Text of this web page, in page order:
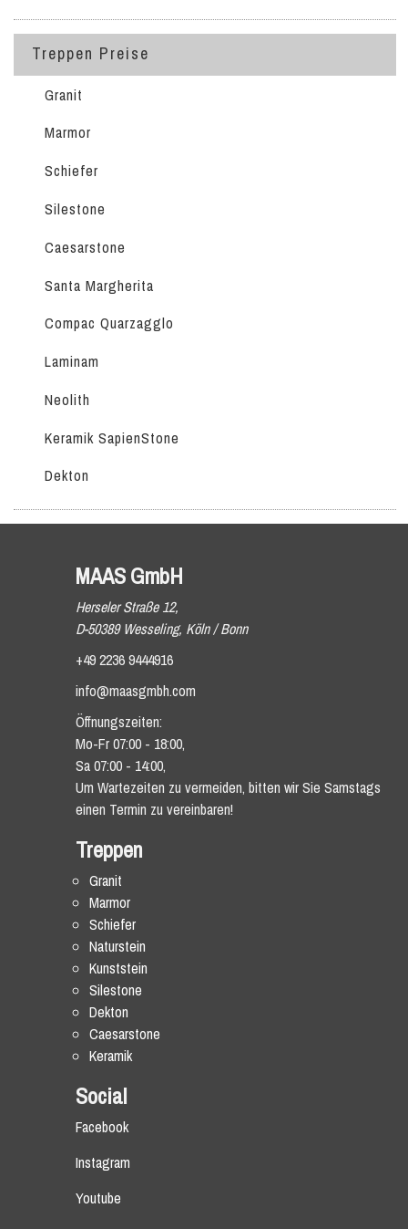
Treppen Preise
Granit
Marmor
Schiefer
Silestone
Caesarstone
Santa Margherita
Compac Quarzagglo
Laminam
Neolith
Keramik SapienStone
Dekton
MAAS GmbH
Herseler Straße 12,
D-50389 Wesseling, Köln / Bonn
+49 2236 9444916
info@maasgmbh.com
Öffnungszeiten:
Mo-Fr 07:00 - 18:00,
Sa 07:00 - 14:00,
Um Wartezeiten zu vermeiden, bitten wir Sie Samstags
einen Termin zu vereinbaren!
Treppen
Granit
Marmor
Schiefer
Naturstein
Kunststein
Silestone
Dekton
Caesarstone
Keramik
Social
Facebook
Instagram
Youtube